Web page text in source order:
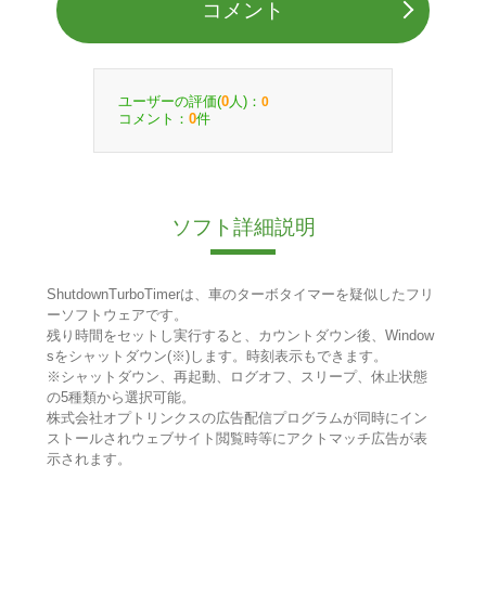
コメント
ユーザーの評価(0 人)： 0
コメント： 0件
ソフト詳細説明
ShutdownTurboTimerは、車のターボタイマーを疑似したフリ
ーソフトウェアです。
残り時間をセットし実行すると、カウントダウン後、Window
sをシャットダウン(※)します。時刻表示もできます。
※シャットダウン、再起動、ログオフ、スリープ、休止状態
の5種類から選択可能。
株式会社オプトリンクスの広告配信プログラムが同時にイン
ストールされウェブサイト閲覧時等にアクトマッチ広告が表
示されます。